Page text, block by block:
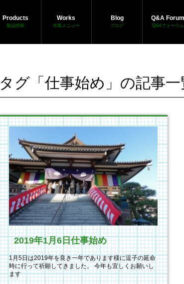
Products
製品情報
Works
作業メニュー
Blog
ブログ
Q&A Forum
Q&Aフォーラム
タグ「仕事始め」の記事一
2019年1月6日仕事始め
1月5日は2019年を良き一年であります様に逗子の延命
時に行って祈願してきました。 今年も宜しくお願いし
ます